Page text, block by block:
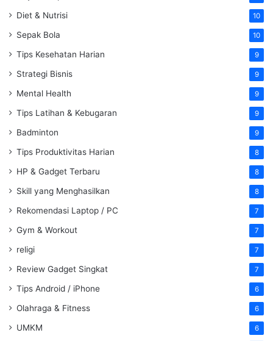
Diet & Nutrisi 10
Sepak Bola 10
Tips Kesehatan Harian 9
Strategi Bisnis 9
Mental Health 9
Tips Latihan & Kebugaran 9
Badminton 9
Tips Produktivitas Harian 8
HP & Gadget Terbaru 8
Skill yang Menghasilkan 8
Rekomendasi Laptop / PC 7
Gym & Workout 7
religi 7
Review Gadget Singkat 7
Tips Android / iPhone 6
Olahraga & Fitness 6
UMKM 6